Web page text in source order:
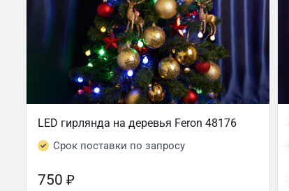
LED гирлянда на деревья Feron 48176
Срок поставки по запросу
750 ₽